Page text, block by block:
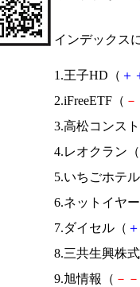
インデックス
1.王子HD（ ＋
2.iFreeETF（ －
3.高松コンス
4.レオクラン（
5.いちごホテ
6.ネットイヤ
7.ダイセル（ ＋
8.三共生興株
9.旭情報（ － －